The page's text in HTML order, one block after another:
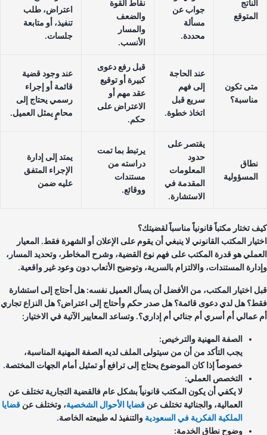
الناتج
المتوقع
جواب عن
مسألة
محددة.
نقاط القوة
والضعف
والمسار
الأنسب.
اعتراض، طلب
تنفيذ، أو متابعة
جلسات.
متى تكون
مناسبة؟
عند الحاجة
إلى فهم
سريع قبل
اتخاذ خطوة.
قبل رفع دعوى
كبيرة أو توقيع
عقد مهم أو
الاعتراض على
حكم.
عند وجود قضية
قائمة أو إجراء
رسمي يحتاج إلى
محامٍ يمثل العميل.
نطاق
المسؤولية
يقتصر على
حدود
المعلومات
المقدمة في
الاستشارة.
يرتبط بما تمت
دراسته من
مستندات
ووقائع.
يمتد إلى إدارة
الإجراء المتفق
عليه ضمن
تختار مكتباً قانونياً مناسباً لقضيتك؟
المكتب القانوني لا ينبغي أن يقوم على الإعلان أو الشهرة فقط. المعيار
هو قدرة المكتب على فهم نوع القضية، وشرح المخاطر، وتحديد المسار،
المستندات، والالتزام بالسرية، وتوضيح الأتعاب دون وعود غير واقعية.
اختيار المكتب، من الأفضل أن يسأل العميل نفسه: هل أحتاج إلى استشارة
هل لدي دعوى قائمة؟ هل صدر حكم وأحتاج إلى اعتراض؟ هل النزاع تجاري
عمالي أم أسري أم جنائي أم إداري؟. وتساعد المعايير الآتية في الاختيار:
الصفة المهنية والترخيص:
يجب التأكد من أن من سيتولى الملف لديه الصفة المهنية المناسبة،
خصوصاً إذا كان الموضوع يحتاج إلى ترافع أو تمثيل أمام الجهات المختصة.
التخصص العملي:
لا يكفي أن يكون المكتب قانونياً بشكل عام فالقضية التجارية تختلف عن
العمالية، والجنائية تختلف عنقضايا الأحوال الشخصية، وتختلف عنقضايا
الملكية الفكرية في السعوديةوالتنفيذ له طبيعته الخاصة.
وضوح نطاق الخدمة: